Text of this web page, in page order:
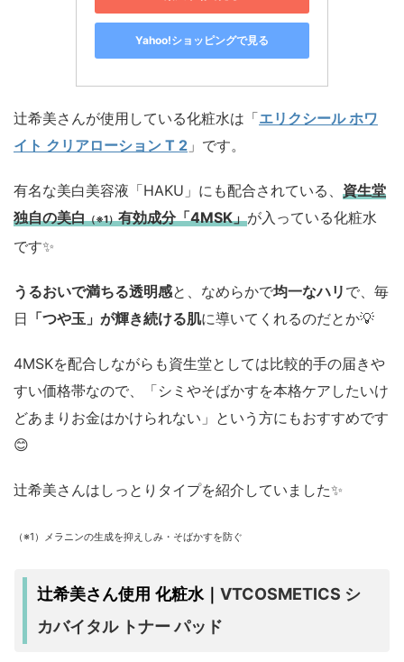
Yahoo!ショッピングで見る
辻希美さんが使用している化粧水は「エリクシール ホワ
イト クリアローション T 2 」です。
有名な美白美容液「HAKU」にも配合されている、 資生堂
独自の美白（※1）有効成分「4MSK」が入っている化粧水
です✨
うるおいで満ちる透明感と、なめらかで均一なハリ で、毎
日 「つや玉」が輝き続ける肌に導いてくれるのだとか💡
4MSKを配合しながらも資生堂としては比較的手の届きや
すい価格帯なので、「シミやそばかすを本格ケアしたいけ
どあまりお金はかけられない」という方にもおすすめです
😊
辻希美さんはしっとりタイプを紹介していました✨
（※1）メラニンの生成を抑えしみ・そばかすを防ぐ
辻希美さん使用 化粧水｜VTCOSMETICS シ
カバイタル トナー パッド